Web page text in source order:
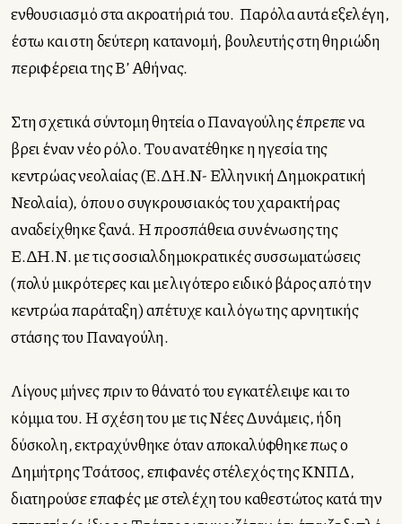
ενθουσιασμό στα ακροατήριά του. Παρόλα αυτά εξελέγη,
έστω και στη δεύτερη κατανομή, βουλευτής στη θηριώδη
περιφέρεια της Β’ Αθήνας.
Στη σχετικά σύντομη θητεία ο Παναγούλης έπρεπε να
βρει έναν νέο ρόλο. Του ανατέθηκε η ηγεσία της
κεντρώας νεολαίας (Ε.ΔΗ.Ν- Ελληνική Δημοκρατική
Νεολαία), όπου ο συγκρουσιακός του χαρακτήρας
αναδείχθηκε ξανά. Η προσπάθεια συνένωσης της
Ε.ΔΗ.Ν. με τις σοσιαλδημοκρατικές συσσωματώσεις
(πολύ μικρότερες και με λιγότερο ειδικό βάρος από την
κεντρώα παράταξη) απέτυχε και λόγω της αρνητικής
στάσης του Παναγούλη.
Λίγους μήνες πριν το θάνατό του εγκατέλειψε και το
κόμμα του. Η σχέση του με τις Νέες Δυνάμεις, ήδη
δύσκολη, εκτραχύνθηκε όταν αποκαλύφθηκε πως ο
Δημήτρης Τσάτσος, επιφανές στέλεχός της ΚΝΠΔ,
διατηρούσε επαφές με στελέχη του καθεστώτος κατά την